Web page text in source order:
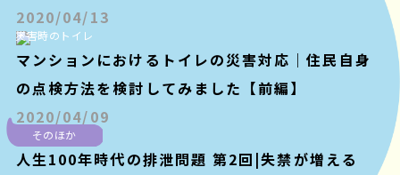
2020/04/13
災害時のトイレ
マンションにおけるトイレの災害対応｜住民自身
の点検方法を検討してみました【前編】
2020/04/09
そのほか
人生100年時代の排泄問題 第2回|失禁が増える